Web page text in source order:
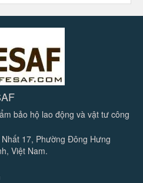
bảo hộ lao động và vật tư công
17, Phường Đông Hưng
Việt Nam.